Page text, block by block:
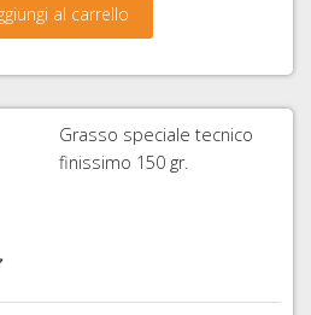
al carrello
Grasso speciale tecnico
finissimo 150 gr.